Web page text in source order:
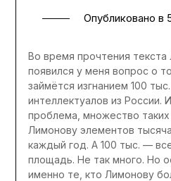
Опубликовано в
Во время прочтения
появился у меня вопрос о
займётся изгнанием 100
интеллектуалов из России.
проблема, множество
Лимонову элементов
каждый год. А 100 тыс. —
площадь. Не так много. Но
именно те, кто Лимонову